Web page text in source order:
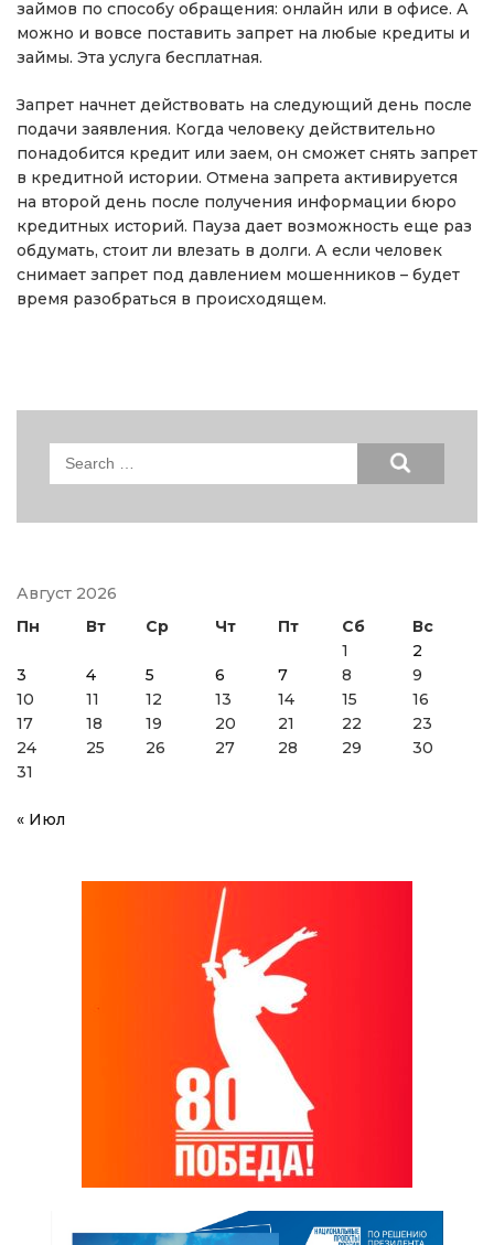
займов по способу обращения: онлайн или в офисе. А
можно и вовсе поставить запрет на любые кредиты и
займы. Эта услуга бесплатная.
Запрет начнет действовать на следующий день после
подачи заявления. Когда человеку действительно
понадобится кредит или заем, он сможет снять запрет
в кредитной истории. Отмена запрета активируется
на второй день после получения информации бюро
кредитных историй. Пауза дает возможность еще раз
обдумать, стоит ли влезать в долги. А если человек
снимает запрет под давлением мошенников – будет
время разобраться в происходящем.
Search
Август 2026
Пн
Вт Ср Чт Пт Сб
Вс
1
2
3
4 5 6 7 8
9
10
11 12 13 14 15
16
17
18 19 20 21 22
23
24
25 26 27 28 29
30
31
« Июл